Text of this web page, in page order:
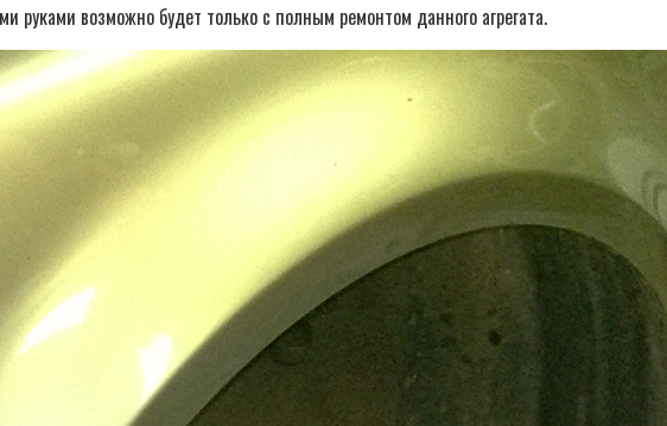
руками возможно будет только с полным ремонтом данного агрегата.